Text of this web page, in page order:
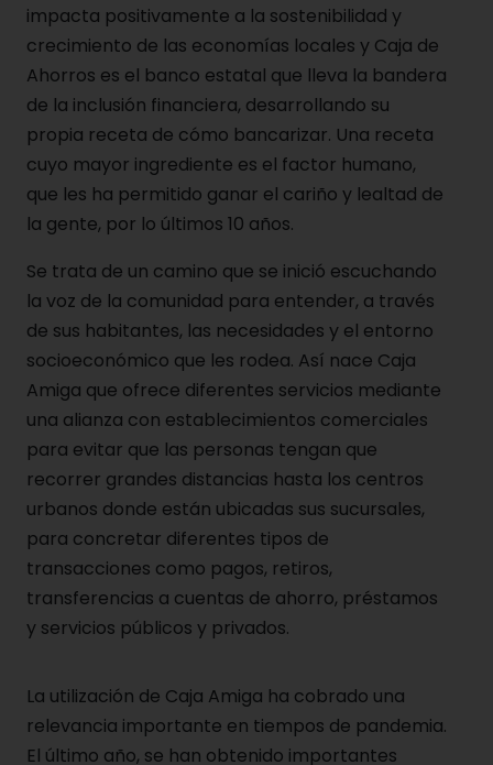
impacta positivamente a la sostenibilidad y
crecimiento de las economías locales y Caja de
Ahorros es el banco estatal que lleva la bandera
de la inclusión financiera, desarrollando su
propia receta de cómo bancarizar. Una receta
cuyo mayor ingrediente es el factor humano,
que les ha permitido ganar el cariño y lealtad de
la gente, por lo últimos 10 años.
Se trata de un camino que se inició escuchando
la voz de la comunidad para entender, a través
de sus habitantes, las necesidades y el entorno
socioeconómico que les rodea. Así nace Caja
Amiga que ofrece diferentes servicios mediante
una alianza con establecimientos comerciales
para evitar que las personas tengan que
recorrer grandes distancias hasta los centros
urbanos donde están ubicadas sus sucursales,
para concretar diferentes tipos de
transacciones como pagos, retiros,
transferencias a cuentas de ahorro, préstamos
y servicios públicos y privados.
La utilización de Caja Amiga ha cobrado una
relevancia importante en tiempos de pandemia.
El último año, se han obtenido importantes